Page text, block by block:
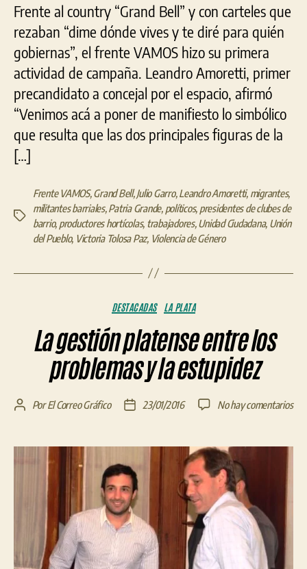
Frente al country “Grand Bell” y con carteles que
rezaban “dime dónde vives y te diré para quién
gobiernas”, el frente VAMOS hizo su primera
actividad de campaña. Leandro Amoretti, primer
precandidato a concejal por el espacio, afirmó
“Venimos acá a poner de manifiesto lo simbólico
que resulta que las dos principales figuras de la
[…]
Etiquetas
Frente VAMOS,Grand Bell,Julio Garro,Leandro Amoretti, migrantes,
militantes barriales,Patria Grande, políticos, presidentes de clubes de
barrio, productores hortícolas, trabajadores,Unidad Ciudadana, Unión
del Pueblo, Victoria Tolosa Paz, Violencia de Género
Categorías
DESTACADAS LA PLATA
La gestión platense entre los
problemas y la estupidez
Autor
entrada
PorEl Correo Gráfico
Fecha23/01/2016 No hay comentariosen